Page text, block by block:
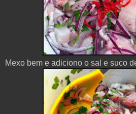
Mexo bem e adiciono o sal e suco